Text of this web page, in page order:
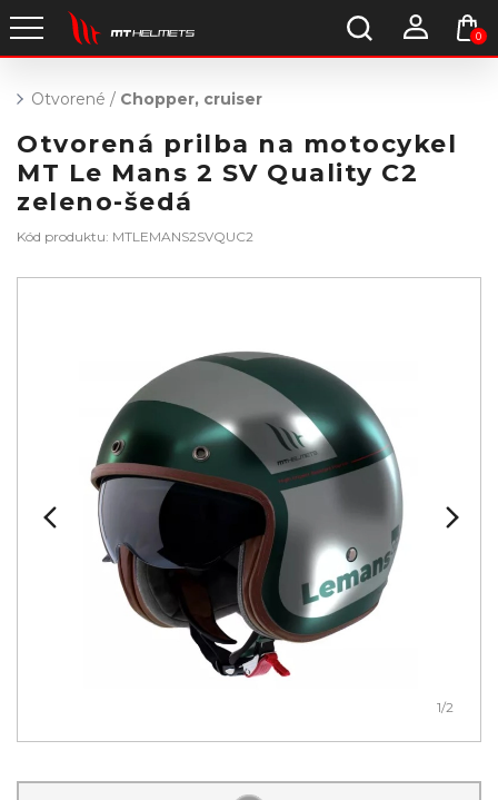
0
Otvorené / Chopper, cruiser
Otvorená prilba na motocykel
MT Le Mans 2 SV Quality C2
zeleno-šedá
Kód produktu: MTLEMANS2SVQUC2
1/2